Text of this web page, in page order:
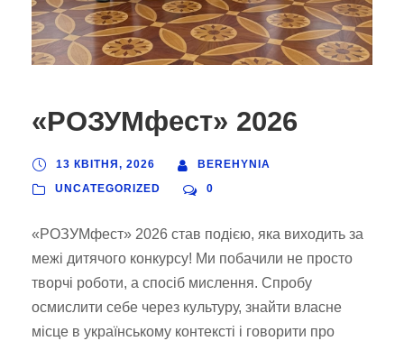
«РОЗУМфест» 2026
13 КВІТНЯ, 2026
BEREHYNIA
UNCATEGORIZED
0
«РОЗУМфест» 2026 став подією, яка виходить за
межі дитячого конкурсу! Ми побачили не просто
творчі роботи, а спосіб мислення. Спробу
осмислити себе через культуру, знайти власне
місце в українському контексті і говорити про